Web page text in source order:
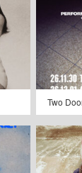
Two